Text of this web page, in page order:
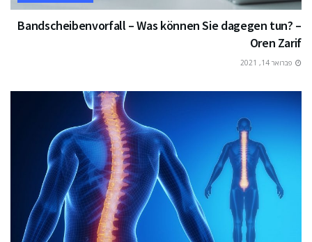
Bandscheibenvorfall – Was können Sie dagegen tun? –
Oren Zarif
פברואר 14, 2021